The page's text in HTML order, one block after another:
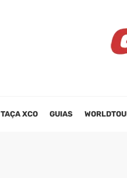
TAÇA XCO GUIAS